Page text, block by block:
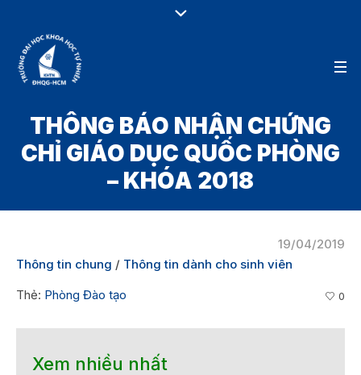
THÔNG BÁO NHẬN CHỨNG
CHỈ GIÁO DỤC QUỐC PHÒNG
– KHÓA 2018
19/04/2019
Thông tin chung / Thông tin dành cho sinh viên
Thẻ: Phòng Đào tạo 0
Xem nhiều nhất